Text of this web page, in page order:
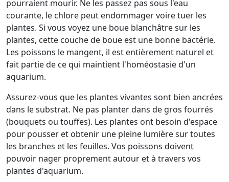
pourraient mourir. Ne les passez pas sous l'eau
courante, le chlore peut endommager voire tuer les
plantes. Si vous voyez une boue blanchâtre sur les
plantes, cette couche de boue est une bonne bactérie.
Les poissons le mangent, il est entièrement naturel et
fait partie de ce qui maintient l'homéostasie d'un
aquarium.
Assurez-vous que les plantes vivantes sont bien ancrées
dans le substrat. Ne pas planter dans de gros fourrés
(bouquets ou touffes). Les plantes ont besoin d'espace
pour pousser et obtenir une pleine lumière sur toutes
les branches et les feuilles. Vos poissons doivent
pouvoir nager proprement autour et à travers vos
plantes d'aquarium.